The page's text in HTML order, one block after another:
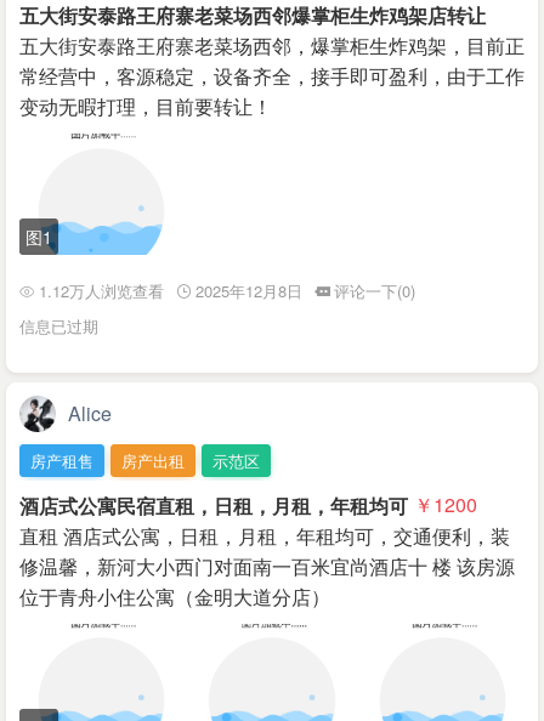
五大街安泰路王府寨老菜场西邻爆掌柜生炸鸡架店转让
五大街安泰路王府寨老菜场西邻，爆掌柜生炸鸡架，目前正
常经营中，客源稳定，设备齐全，接手即可盈利，由于工作
变动无暇打理，目前要转让！
图1
1.12万人浏览查看 2025年12月8日
评论一下(0)
信息已过期
Alice
房产租售 房产出租 示范区
酒店式公寓民宿直租，日租，月租，年租均可 ￥1200
直租 酒店式公寓，日租，月租，年租均可，交通便利，装
修温馨，新河大小西门对面南一百米宜尚酒店十 楼 该房源
位于青舟小住公寓（金明大道分店）